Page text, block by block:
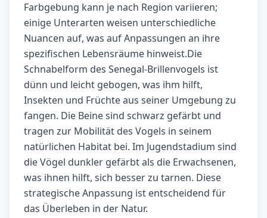
Farbgebung kann je nach Region variieren;
einige Unterarten weisen unterschiedliche
Nuancen auf, was auf Anpassungen an ihre
spezifischen Lebensräume hinweist.Die
Schnabelform des Senegal-Brillenvogels ist
dünn und leicht gebogen, was ihm hilft,
Insekten und Früchte aus seiner Umgebung zu
fangen. Die Beine sind schwarz gefärbt und
tragen zur Mobilität des Vogels in seinem
natürlichen Habitat bei. Im Jugendstadium sind
die Vögel dunkler gefärbt als die Erwachsenen,
was ihnen hilft, sich besser zu tarnen. Diese
strategische Anpassung ist entscheidend für
das Überleben in der Natur.